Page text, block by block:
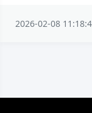
2026-02-08